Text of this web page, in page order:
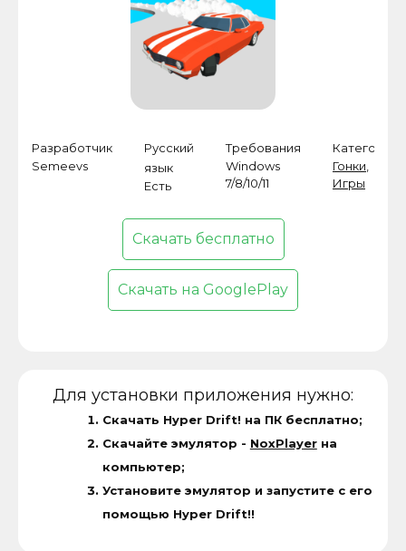
Разработчик
Semeevs
Русский
язык
Есть
Требования
Windows
7/8/10/11
Категория
Гонки
Игры
Скачать бесплатно
Скачать на GooglePlay
Для установки приложения нужно:
Скачать Hyper Drift! на ПК бесплатно;
Скачайте эмулятор - NoxPlayerна
компьютер;
Установите эмулятор и запустите с его
помощью Hyper Drift!!